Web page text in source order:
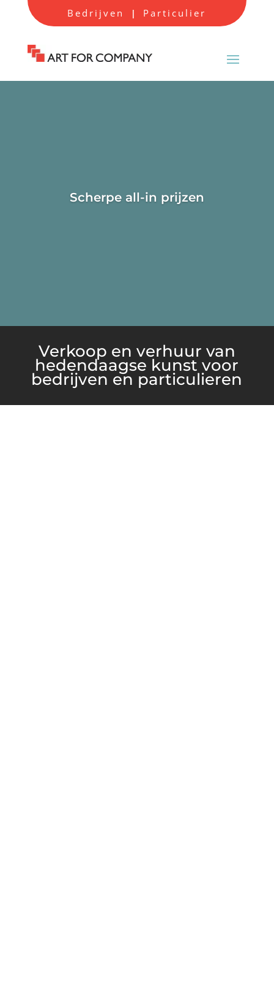
Bedrijven | Particulier
Scherpe all-in prijzen
Verkoop en verhuur van
hedendaagse kunst voor
bedrijven en particulieren